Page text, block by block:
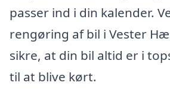
passer ind i din kalender.
rengøring af bil i Vester
sikre, at din bil altid er i
til at blive kørt.